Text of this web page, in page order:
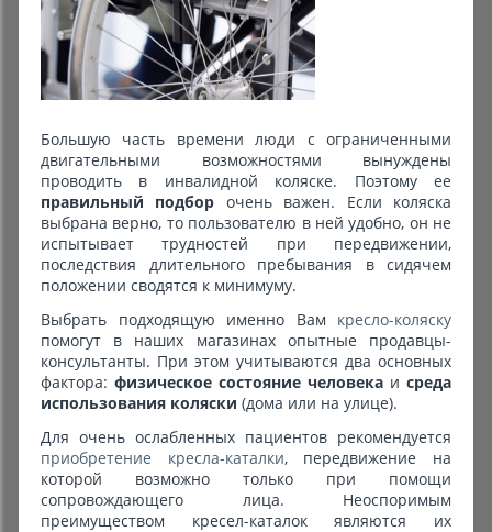
Комиссионные товары
Прокат средств реабилитации
Большую часть времени люди с ограниченными
двигательными возможностями вынуждены
проводить в инвалидной коляске. Поэтому ее
правильный подбор очень важен. Если коляска
выбрана верно, то пользователю в ней удобно, он не
испытывает трудностей при передвижении,
последствия длительного пребывания в сидячем
положении сводятся к минимуму.
Выбрать подходящую именно Вам кресло-коляску
помогут в наших магазинах опытные продавцы-
консультанты. При этом учитываются два основных
фактора: физическое состояние человека и среда
использования коляски (дома или на улице).
Для очень ослабленных пациентов рекомендуется
приобретение кресла-каталки, передвижение на
которой возможно только при помощи
сопровождающего лица. Неоспоримым
преимуществом кресел-каталок являются их